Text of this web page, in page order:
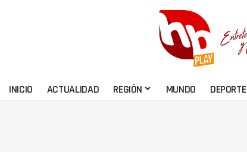
INICIO ACTUALIDAD REGIÓN MUNDO DEPORTE